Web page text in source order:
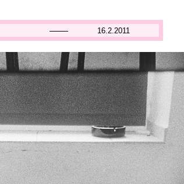
16.2.2011